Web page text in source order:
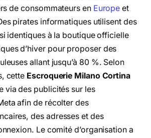
de consommateurs en Europe et
pirates informatiques utilisent des
identiques à la boutique officielle
d’hiver pour proposer des
allant jusqu’à 80 %. Selon
cette Escroquerie Milano Cortina
via des publicités sur les
afin de récolter des
des adresses et des
Le comité d’organisation a